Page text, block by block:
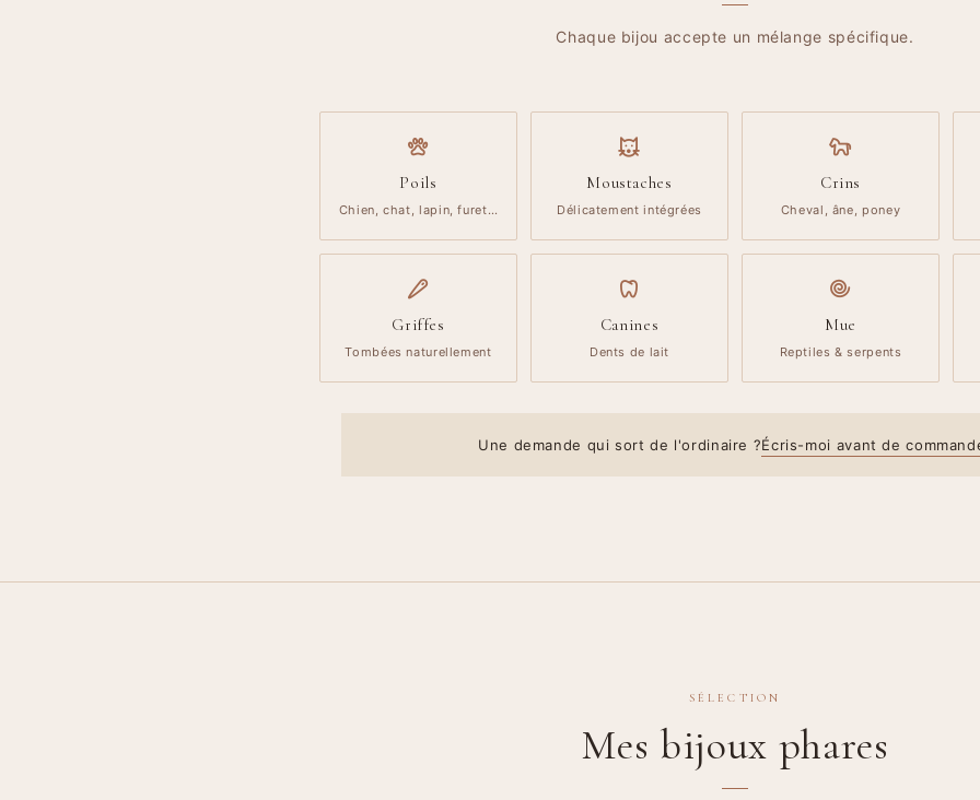
Chaque bijou accepte un mélange spécifique.
Poils
Chien, chat, lapin, furet…
Moustaches
Délicatement intégrées
Crins
Cheval, âne, poney
Griffes
Tombées naturellement
Canines
Dents de lait
Mue
Reptiles & serpents
Une demande qui sort de l'ordinaire ?Écris-moi avant de
SÉLECTION
Mes bijoux phares